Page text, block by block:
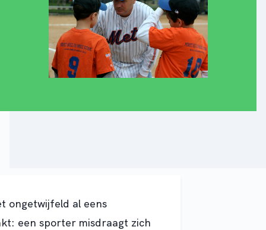
ongetwijfeld al eens
een sporter misdraagt zich